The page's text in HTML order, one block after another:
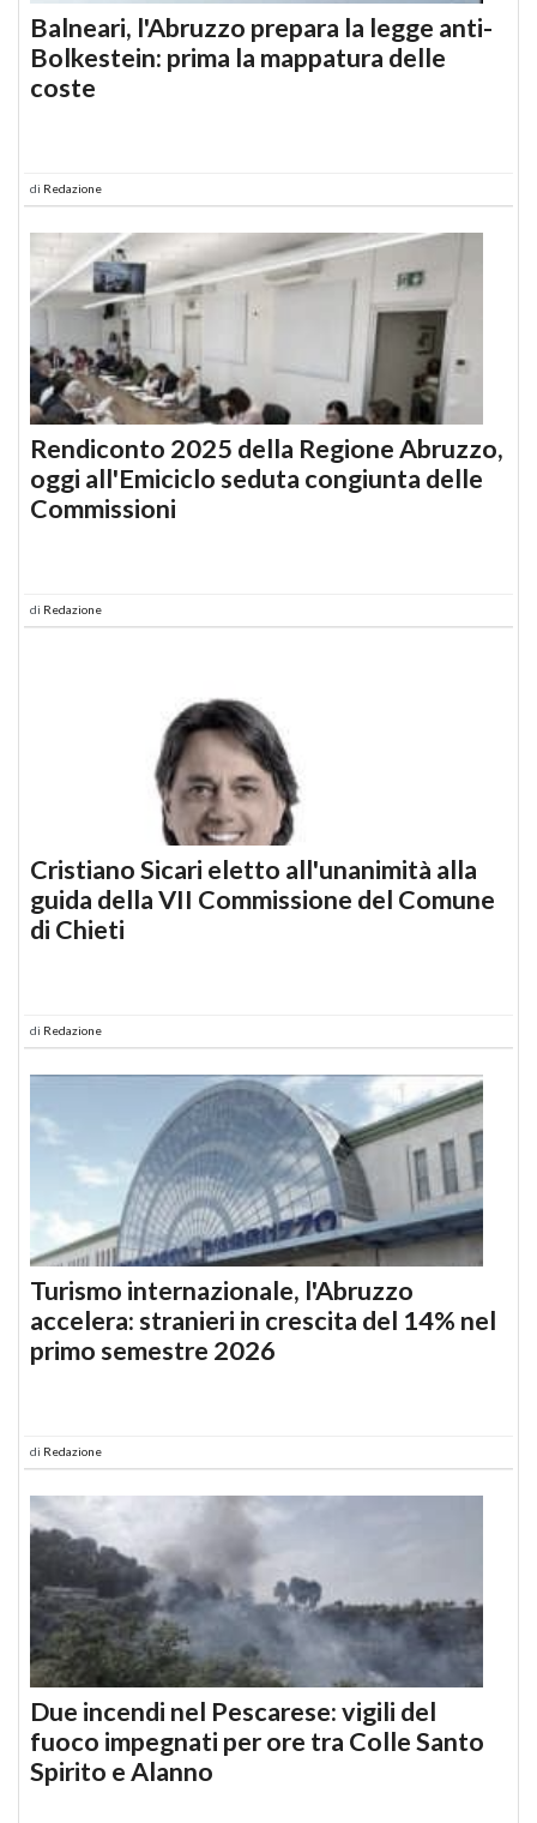
Balneari, l'Abruzzo prepara la legge anti-
Bolkestein: prima la mappatura delle
coste
di Redazione
Rendiconto 2025 della Regione Abruzzo,
oggi all'Emiciclo seduta congiunta delle
Commissioni
di Redazione
Cristiano Sicari eletto all'unanimità alla
guida della VII Commissione del Comune
di Chieti
di Redazione
Turismo internazionale, l'Abruzzo
accelera: stranieri in crescita del 14% nel
primo semestre 2026
di Redazione
Due incendi nel Pescarese: vigili del
fuoco impegnati per ore tra Colle Santo
Spirito e Alanno